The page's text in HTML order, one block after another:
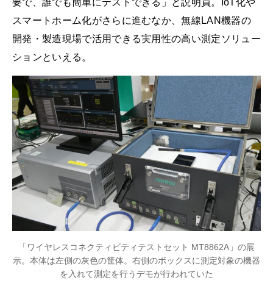
スマートホーム化がさらに進むなか、無線LAN機器の
開発・製造現場で活用できる実用性の高い測定ソリュー
ションといえる。
「ワイヤレスコネクティビティテストセット MT8862A」の展
示。本体は左側の灰色の筐体。右側のボックスに測定対象の機器
を入れて測定を行うデモが行われていた